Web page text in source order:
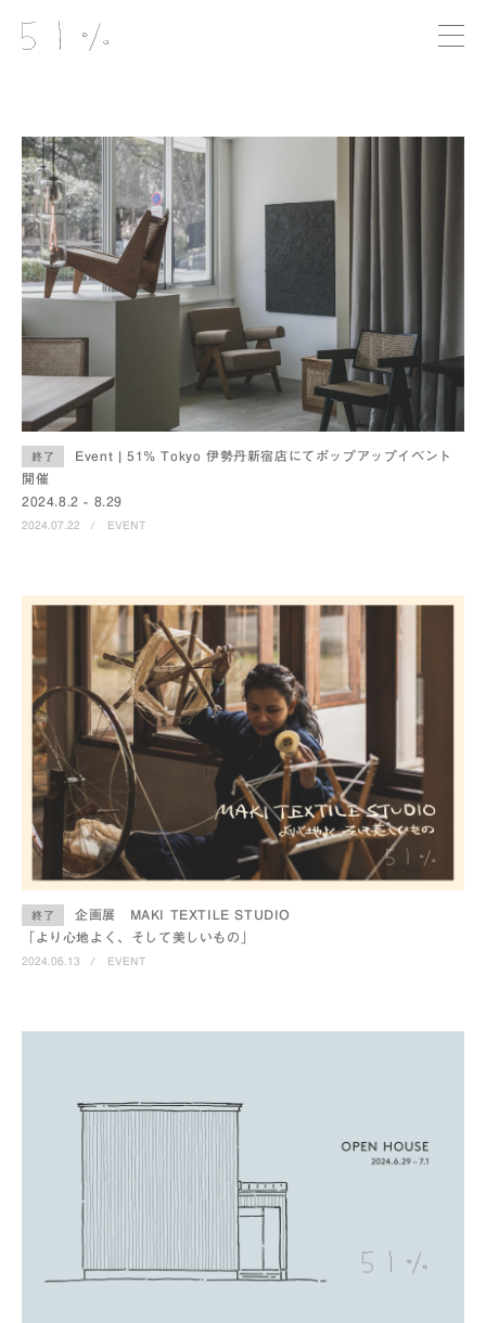
終了
Event | 51% Tokyo 伊勢丹新宿店にてポップアップイベント
開催
2024.8.2 - 8.29
2024.07.22 / EVENT
終了
企画展 MAKI TEXTILE STUDIO
「より心地よく、そして美しいもの」
2024.06.13 / EVENT